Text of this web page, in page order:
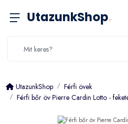
UtazunkShop.
UtazunkShop
Férfi övek
Férfi bőr öv Pierre Cardin Lotto -